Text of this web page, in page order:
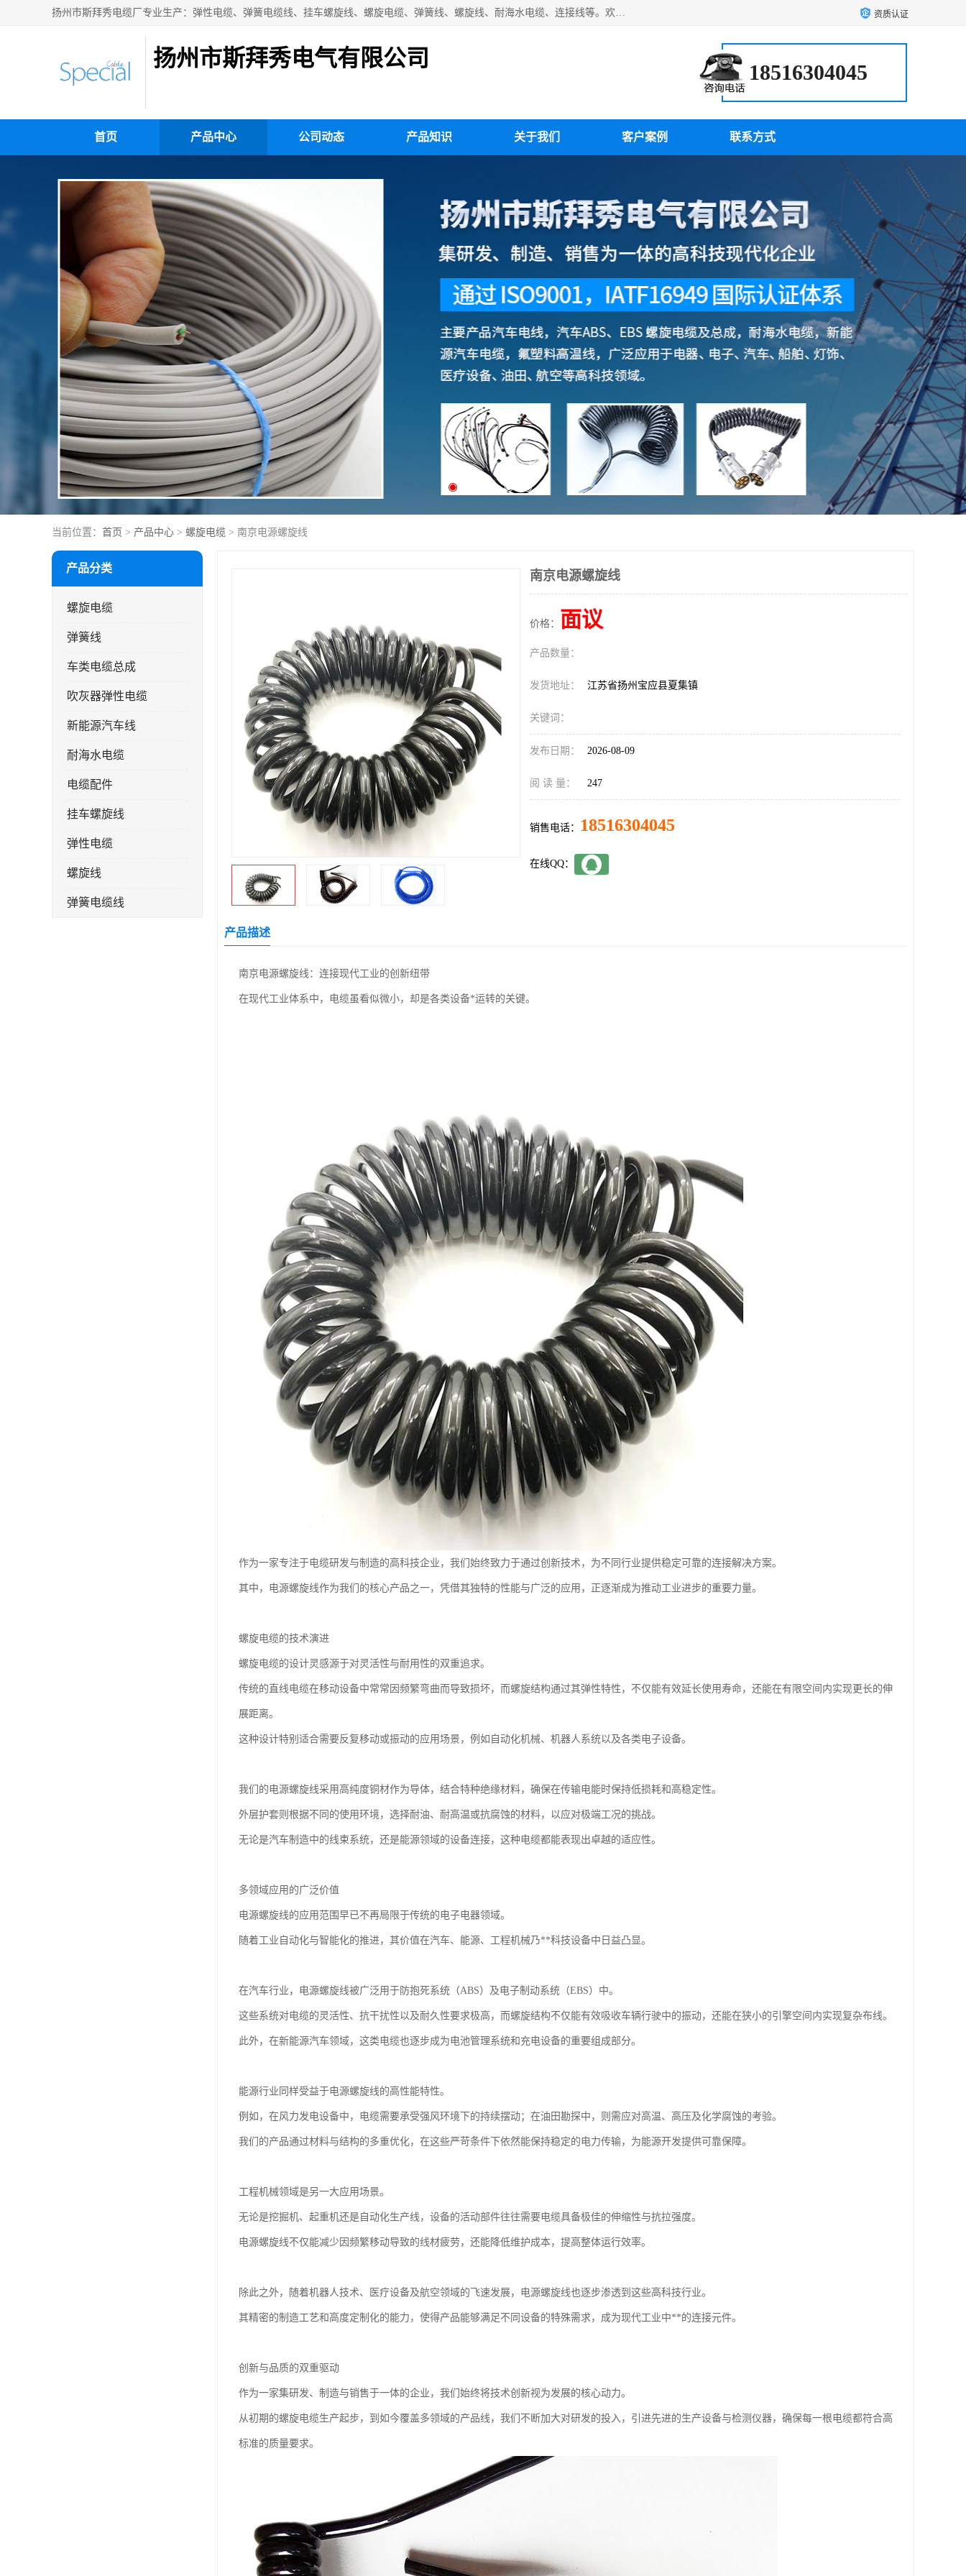
扬州市斯拜秀电缆厂专业生产：弹性电缆、弹簧电缆线、挂车螺旋线、螺旋电缆、弹簧线、螺旋线、耐海水电缆、连接线等。欢迎来电咨询！ 资质认证
扬州市斯拜秀电气有限公司
18516304045
首页 产品中心 公司动态 产品知识 关于我们 客户案例 联系方式
当前位置： 首页 > 产品中心 > 螺旋电缆 > 南京电源螺旋线
产品分类
螺旋电缆
弹簧线
车类电缆总成
吹灰器弹性电缆
新能源汽车线
耐海水电缆
电缆配件
挂车螺旋线
弹性电缆
螺旋线
弹簧电缆线
南京电源螺旋线
价格： 面议
产品数量：
发货地址： 江苏省扬州宝应县夏集镇
关键词：
发布日期： 2026-08-09
阅 读 量： 247
销售电话： 18516304045
在线QQ：
产品描述
南京电源螺旋线：连接现代工业的创新纽带
在现代工业体系中，电缆虽看似微小，却是各类设备*运转的关键。
作为一家专注于电缆研发与制造的高科技企业，我们始终致力于通过创新技术，为不同行业提供稳定可靠的连接解决方案。
其中，电源螺旋线作为我们的核心产品之一，凭借其独特的性能与广泛的应用，正逐渐成为推动工业进步的重要力量。
螺旋电缆的技术演进
螺旋电缆的设计灵感源于对灵活性与耐用性的双重追求。
传统的直线电缆在移动设备中常常因频繁弯曲而导致损坏，而螺旋结构通过其弹性特性，不仅能有效延长使用寿命，还能在有限空间内实现更长的伸
展距离。
这种设计特别适合需要反复移动或振动的应用场景，例如自动化机械、机器人系统以及各类电子设备。
我们的电源螺旋线采用高纯度铜材作为导体，结合特种绝缘材料，确保在传输电能时保持低损耗和高稳定性。
外层护套则根据不同的使用环境，选择耐油、耐高温或抗腐蚀的材料，以应对极端工况的挑战。
无论是汽车制造中的线束系统，还是能源领域的设备连接，这种电缆都能表现出卓越的适应性。
多领域应用的广泛价值
电源螺旋线的应用范围早已不再局限于传统的电子电器领域。
随着工业自动化与智能化的推进，其价值在汽车、能源、工程机械乃**科技设备中日益凸显。
在汽车行业，电源螺旋线被广泛用于防抱死系统（ABS）及电子制动系统（EBS）中。
这些系统对电缆的灵活性、抗干扰性以及耐久性要求极高，而螺旋结构不仅能有效吸收车辆行驶中的振动，还能在狭小的引擎空间内实现复杂布线。
此外，在新能源汽车领域，这类电缆也逐步成为电池管理系统和充电设备的重要组成部分。
能源行业同样受益于电源螺旋线的高性能特性。
例如，在风力发电设备中，电缆需要承受强风环境下的持续摆动；在油田勘探中，则需应对高温、高压及化学腐蚀的考验。
我们的产品通过材料与结构的多重优化，在这些严苛条件下依然能保持稳定的电力传输，为能源开发提供可靠保障。
工程机械领域是另一大应用场景。
无论是挖掘机、起重机还是自动化生产线，设备的活动部件往往需要电缆具备极佳的伸缩性与抗拉强度。
电源螺旋线不仅能减少因频繁移动导致的线材疲劳，还能降低维护成本，提高整体运行效率。
除此之外，随着机器人技术、医疗设备及航空领域的飞速发展，电源螺旋线也逐步渗透到这些高科技行业。
其精密的制造工艺和高度定制化的能力，使得产品能够满足不同设备的特殊需求，成为现代工业中**的连接元件。
创新与品质的双重驱动
作为一家集研发、制造与销售于一体的企业，我们始终将技术创新视为发展的核心动力。
从初期的螺旋电缆生产起步，到如今覆盖多领域的产品线，我们不断加大对研发的投入，引进先进的生产设备与检测仪器，确保每一根电缆都符合高
标准的质量要求。